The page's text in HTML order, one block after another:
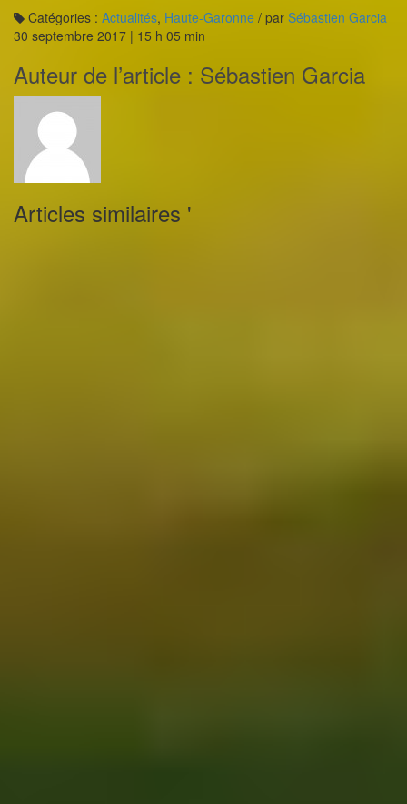
Catégories : Actualités, Haute-Garonne / par Sébastien Garcia
30 septembre 2017 | 15 h 05 min
Auteur de l’article : Sébastien Garcia
Articles similaires '